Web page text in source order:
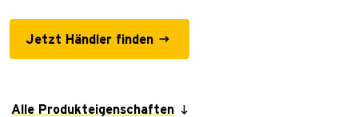
Jetzt Händler finden
Alle Produkteigenschaften